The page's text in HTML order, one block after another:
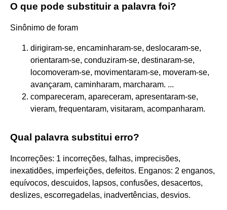
O que pode substituir a palavra foi?
Sinônimo de foram
dirigiram-se, encaminharam-se, deslocaram-se,
orientaram-se, conduziram-se, destinaram-se,
locomoveram-se, movimentaram-se, moveram-se,
avançaram, caminharam, marcharam. ...
compareceram, apareceram, apresentaram-se,
vieram, frequentaram, visitaram, acompanharam.
Qual palavra substitui erro?
Incorreções: 1 incorreções, falhas, imprecisões,
inexatidões, imperfeições, defeitos. Enganos: 2 enganos,
equívocos, descuidos, lapsos, confusões, desacertos,
deslizes, escorregadelas, inadvertências, desvios.